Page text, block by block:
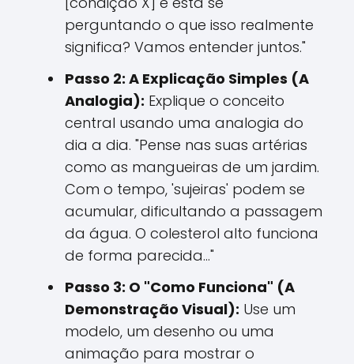
perguntando o que isso realmente
significa? Vamos entender juntos."
Passo 2: A Explicação Simples (A
Analogia): Explique o conceito
central usando uma analogia do
dia a dia. "Pense nas suas artérias
como as mangueiras de um jardim.
Com o tempo, 'sujeiras' podem se
acumular, dificultando a passagem
da água. O colesterol alto funciona
de forma parecida..."
Passo 3: O "Como Funciona" (A
Demonstração Visual): Use um
modelo, um desenho ou uma
animação para mostrar o